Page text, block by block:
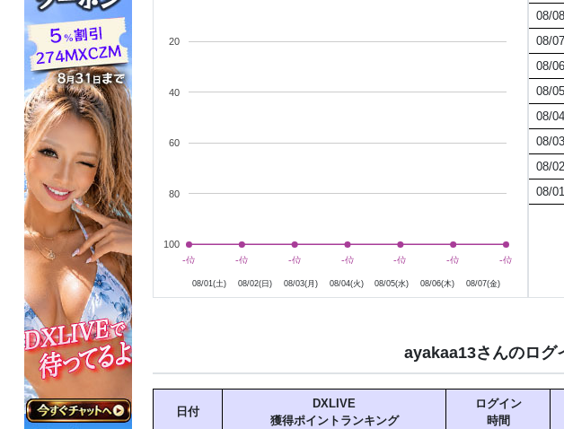
8月2日 8月3日 8月4日 8月5日 8月6日 8月7日
20
40
60
80
100
-位
-位 -位
-位 -位
-位 -位
-位 -位
-位 -位
-位 -位
-位
08/01(土) 08/02(日) 08/03(月) 08/04(火) 08/05(水) 08/06(木) 08/07(金)
08/
08/
08/
08/
08/
08/
08/
08/
ayakaa13さんのログ
日付
DXLIVE
獲得ポイントランキング
ログイン
時間